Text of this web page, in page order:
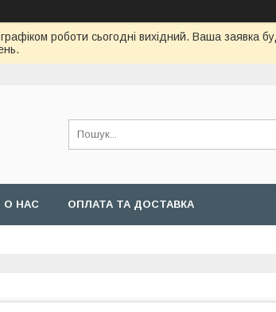
роботи сьогодні вихідний. Ваша заявка
О НАС ОПЛАТА ТА ДОСТАВКА